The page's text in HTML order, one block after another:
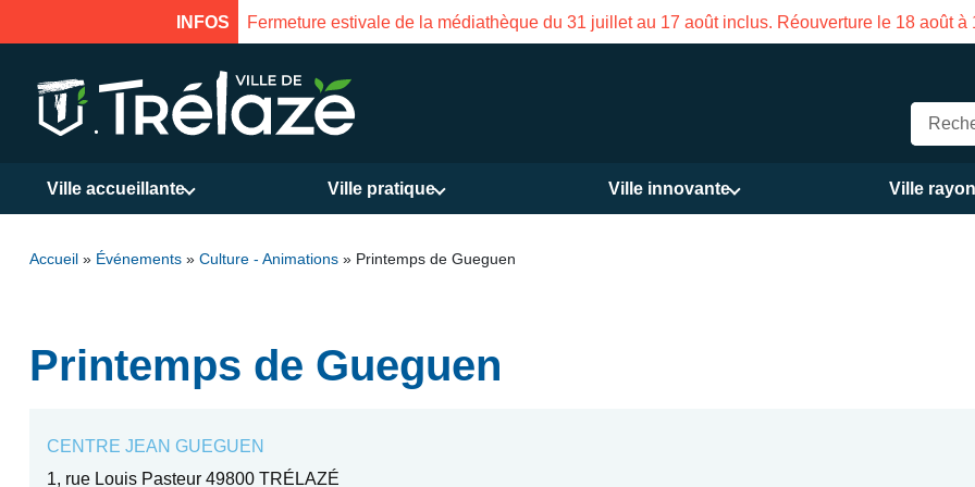
INFOSFermeture estivale de la médiathèque du 31 juillet au 17 août inclus. Réouverture le 18 août à
Ville accueillante Ville pratique Ville innovante Ville
Accueil » Événements » Culture - Animations » Printemps de Gueguen
Printemps de Gueguen
CENTRE JEAN GUEGUEN
1, rue Louis Pasteur 49800 TRÉLAZÉ